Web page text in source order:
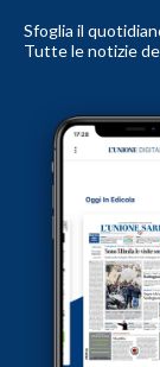
Sfoglia il
Tutte le notizie